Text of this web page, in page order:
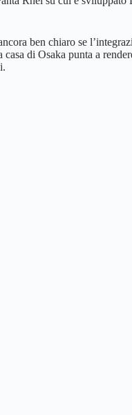
ben chiaro se
di Osaka punta a